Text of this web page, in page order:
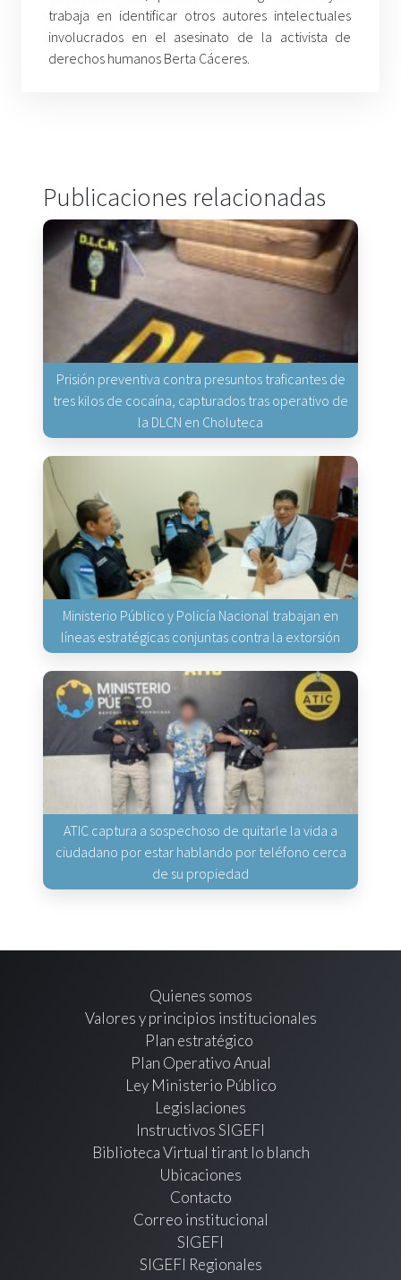
trabaja en identificar otros autores intelectuales
involucrados en el asesinato de la activista de
derechos humanos Berta Cáceres.
Publicaciones relacionadas
Prisión preventiva contra presuntos traficantes de
tres kilos de cocaína, capturados tras operativo de
la DLCN en Choluteca
Ministerio Público y Policía Nacional trabajan en
líneas estratégicas conjuntas contra la extorsión
ATIC captura a sospechoso de quitarle la vida a
ciudadano por estar hablando por teléfono cerca
de su propiedad
Quienes somos
Valores y principios institucionales
Plan estratégico
Plan Operativo Anual
Ley Ministerio Público
Legislaciones
Instructivos SIGEFI
Biblioteca Virtual tirant lo blanch
Ubicaciones
Contacto
Correo institucional
SIGEFI
SIGEFI Regionales